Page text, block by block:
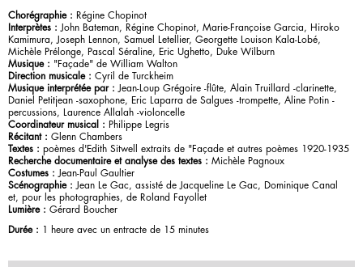
Chorégraphie : Régine Chopinot
Interprètes :
John Bateman, Régine Chopinot, Marie-Françoise Garcia, Hiroko
Kamimura, Joseph Lennon, Samuel Letellier, Georgette Louison Kala-Lobé,
Michèle Prélonge, Pascal Séraline, Eric Ughetto, Duke Wilburn
Musique : "Façade" de William Walton
Direction musicale : Cyril de Turckheim
Musique interprétée par : Jean-Loup Grégoire -flûte, Alain Truillard -clarinette,
Daniel Petitjean -saxophone, Eric Laparra de Salgues -trompette, Aline Potin -
percussions, Laurence Allalah -violoncelle
Coordinateur musical : Philippe Legris
Récitant : Glenn Chambers
Textes : poèmes d'Edith Sitwell extraits de "Façade et autres poèmes 1920-1935
Recherche documentaire et analyse des textes : Michèle Pagnoux
Costumes :
Jean-Paul Gaultier
Scénographie :
Jean Le Gac, assisté de Jacqueline Le Gac, Dominique Canal
et, pour les photographies, de Roland Fayollet
Lumière : Gérard Boucher
Durée : 1 heure avec un entracte de 15 minutes